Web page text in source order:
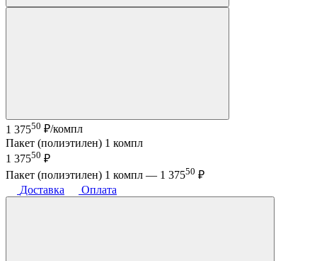
1 37550 ₽/компл
Пакет (полиэтилен) 1 компл
1 37550 ₽
Пакет (полиэтилен) 1 компл — 1 37550 ₽
Доставка
Оплата